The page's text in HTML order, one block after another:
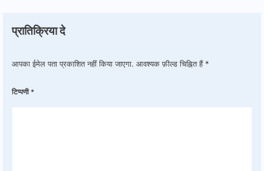
प्रातिक्रिया दे
आपका ईमेल पता प्रकाशित नहीं किया जाएगा. आवश्यक फ़ील्ड चिह्नित हैं *
टिप्पणी *